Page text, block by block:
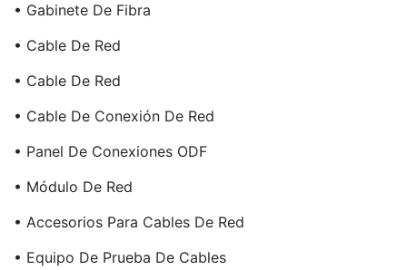
• Gabinete De Fibra
• Cable De Red
• Cable De Red
• Cable De Conexión De Red
• Panel De Conexiones ODF
• Módulo De Red
• Accesorios Para Cables De Red
• Equipo De Prueba De Cables